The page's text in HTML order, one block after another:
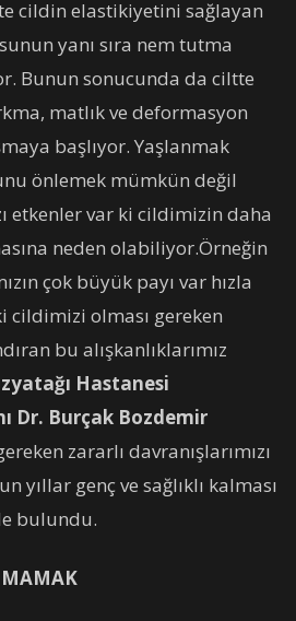
cildin elastikiyetini sağlayan
yanı sıra nem tutma
Bunun sonucunda da ciltte
matlık ve deformasyon
başlıyor. Yaşlanmak
önlemek mümkün değil
etkenler var ki cildimizin daha
neden olabiliyor.Örneğin
çok büyük payı var hızla
cildimizi olması gereken
bu alışkanlıklarımız
Hastanesi
Dr. Burçak Bozdemir
zararlı davranışlarımızı
yıllar genç ve sağlıklı kalması
bulundu.